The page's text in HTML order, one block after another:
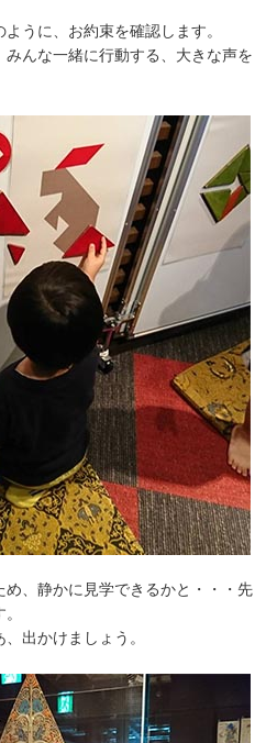
うに、お約束を確認します。
んな一緒に行動する、大きな声を
、静かに見学できるかと・・・先
出かけましょう。